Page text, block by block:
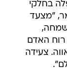
בחלקי
"מצעד
שמחה,
רוח האדם
צעידה